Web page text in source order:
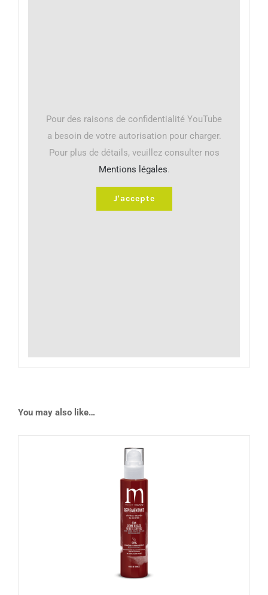
Pour des raisons de confidentialité YouTube
a besoin de votre autorisation pour charger.
Pour plus de détails, veuillez consulter nos
Mentions légales.
J'accepte
You may also like…